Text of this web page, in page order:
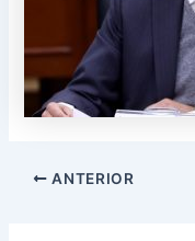
ANTERIOR